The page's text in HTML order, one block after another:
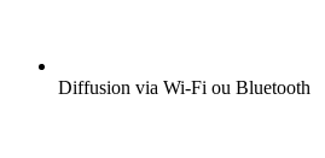
Diffusion via Wi-Fi ou Bluetooth